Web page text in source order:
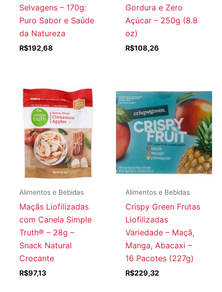
Selvagens – 170g:
Puro Sabor e Saúde
da Natureza
R$192,68
Gordura e Zero
Açúcar – 250g (8.8
oz)
R$108,26
Alimentos e Bebidas
Maçãs Liofilizadas
com Canela Simple
Truth® – 28g –
Snack Natural
Crocante
R$97,13
Alimentos e Bebidas
Crispy Green Frutas
Liofilizadas
Variedade – Maçã,
Manga, Abacaxi –
16 Pacotes (227g)
R$229,32